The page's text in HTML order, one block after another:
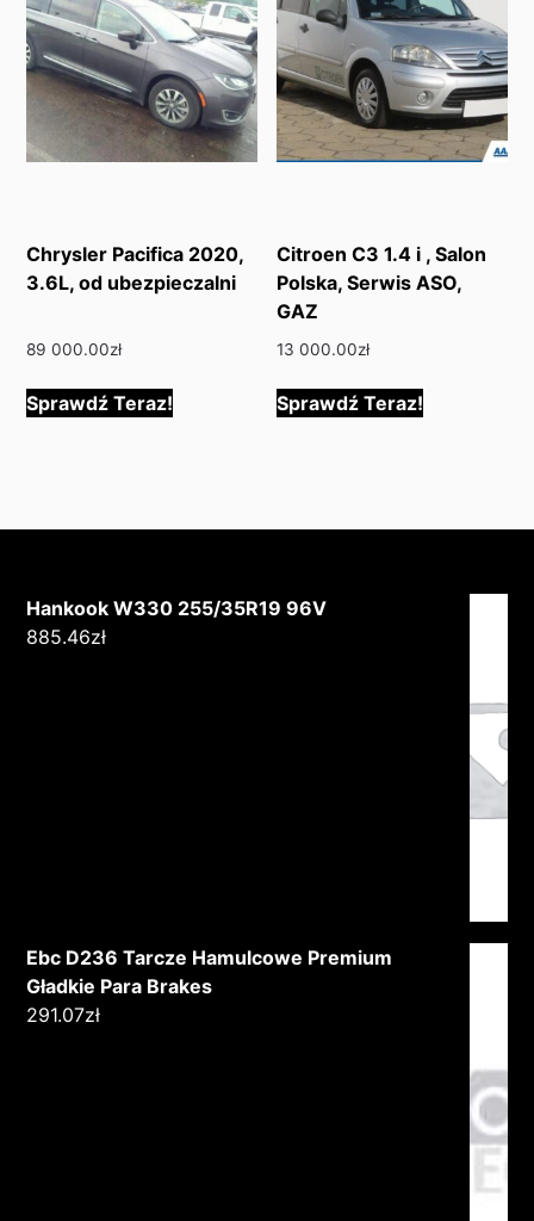
Chrysler Pacifica 2020,
3.6L, od ubezpieczalni
89 000.00zł
Sprawdź Teraz!
Citroen C3 1.4 i , Salon
Polska, Serwis ASO,
GAZ
13 000.00zł
Sprawdź Teraz!
Hankook W330 255/35R19 96V
885.46zł
Ebc D236 Tarcze Hamulcowe Premium
Gładkie Para Brakes
291.07zł